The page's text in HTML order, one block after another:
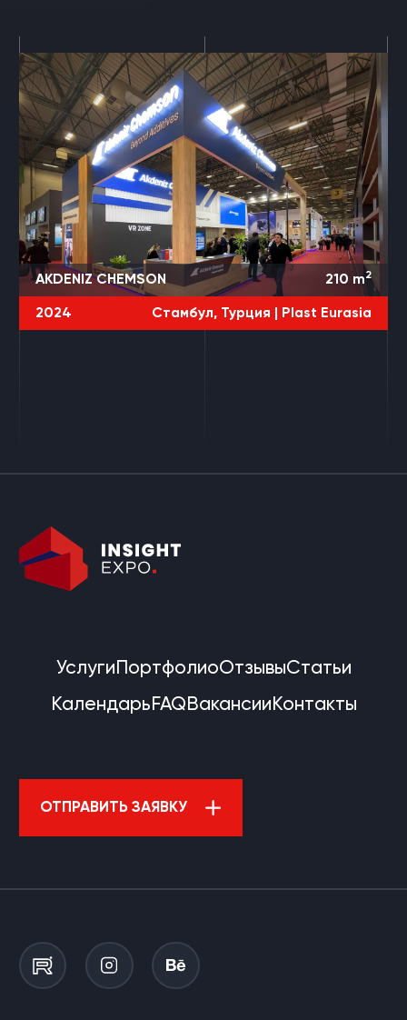
AKDENIZ CHEMSON 210 m2
2024 Стамбул, Турция | Plast Eurasia
УслугиПортфолиоОтзывыСтатьи
КалендарьFAQВакансииКонтакты
ОТПРАВИТЬ ЗАЯВКУ